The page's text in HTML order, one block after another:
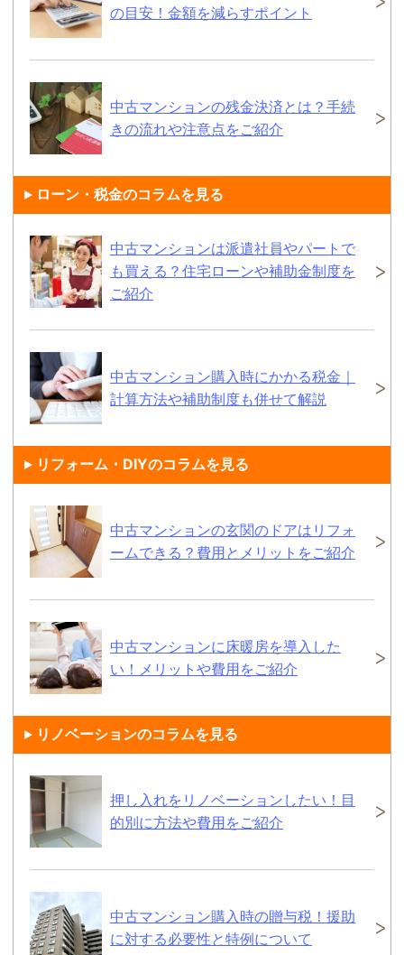
の目安！金額を減らすポイント
中古マンションの残金決済とは？手続
きの流れや注意点をご紹介
ローン・税金のコラムを見る
中古マンションは派遣社員やパートで
も買える？住宅ローンや補助金制度を
ご紹介
中古マンション購入時にかかる税金｜
計算方法や補助制度も併せて解説
リフォーム・DIYのコラムを見る
中古マンションの玄関のドアはリフォ
ームできる？費用とメリットをご紹介
中古マンションに床暖房を導入した
い！メリットや費用をご紹介
リノベーションのコラムを見る
押し入れをリノベーションしたい！目
的別に方法や費用をご紹介
中古マンション購入時の贈与税！援助
に対する必要性と特例について